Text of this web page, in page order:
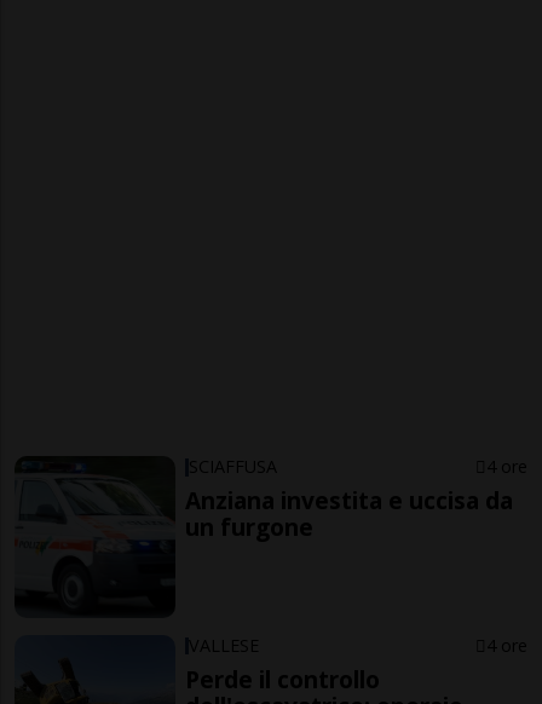
SCIAFFUSA 4 ore
Anziana investita e uccisa da
un furgone
VALLESE 4 ore
Perde il controllo